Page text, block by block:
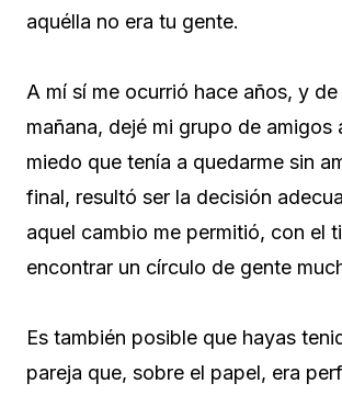
aquélla no era tu gente.
A mí sí me ocurrió hace años, y
mañana, dejé mi grupo de amigos
miedo que tenía a quedarme sin
final, resultó ser la decisión
aquel cambio me permitió, con el
encontrar un círculo de gente
Es también posible que hayas
pareja que, sobre el papel, era